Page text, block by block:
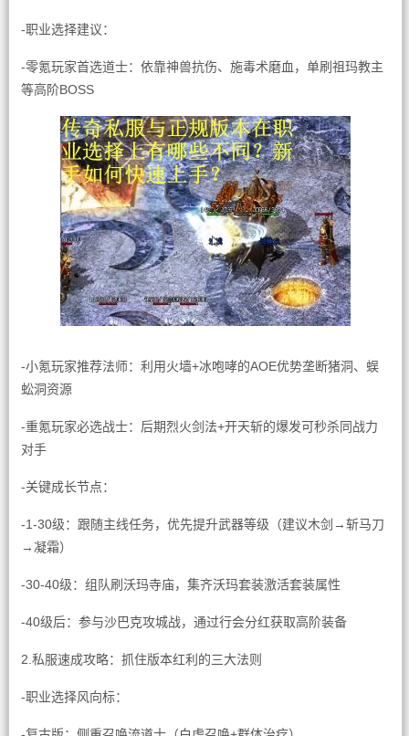
-职业选择建议：
-零氪玩家首选道士：依靠神兽抗伤、施毒术磨血，单刷祖玛教主
等高阶BOSS
-小氪玩家推荐法师：利用火墙+冰咆哮的AOE优势垄断猪洞、蜈
蚣洞资源
-重氪玩家必选战士：后期烈火剑法+开天斩的爆发可秒杀同战力
对手
-关键成长节点：
-1-30级：跟随主线任务，优先提升武器等级（建议木剑→斩马刀
→凝霜）
-30-40级：组队刷沃玛寺庙，集齐沃玛套装激活套装属性
-40级后：参与沙巴克攻城战，通过行会分红获取高阶装备
2.私服速成攻略：抓住版本红利的三大法则
-职业选择风向标：